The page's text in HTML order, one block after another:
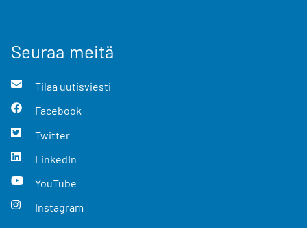
Seuraa meitä
Tilaa uutisviesti
Facebook
Twitter
LinkedIn
YouTube
Instagram